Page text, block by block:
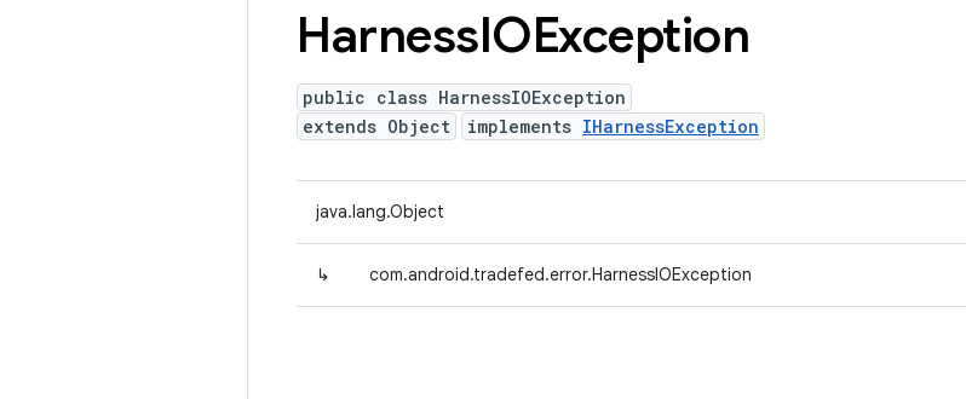
HarnessIOException
public class HarnessIOException
extends Object
implements IHarnessException
java.lang.Object
↳ com.android.tradefed.error.HarnessIOException